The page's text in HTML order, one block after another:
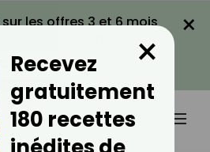
sur les offres 3 et 6 mois
LA PROMO
×
Recevez
gratuitement
180 recettes
×